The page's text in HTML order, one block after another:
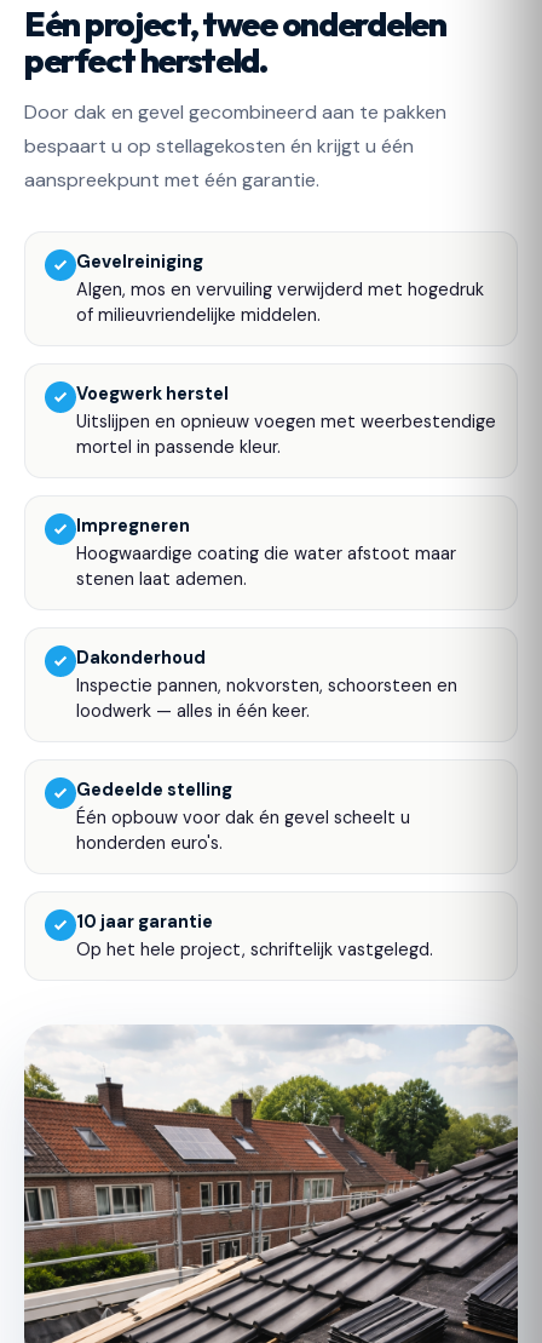
Eén project, twee onderdelen
perfect hersteld.
Door dak en gevel gecombineerd aan te pakken
bespaart u op stellagekosten én krijgt u één
aanspreekpunt met één garantie.
Gevelreiniging
Algen, mos en vervuiling verwijderd met hogedruk
of milieuvriendelijke middelen.
Voegwerk herstel
Uitslijpen en opnieuw voegen met weerbestendige
mortel in passende kleur.
Impregneren
Hoogwaardige coating die water afstoot maar
stenen laat ademen.
Dakonderhoud
Inspectie pannen, nokvorsten, schoorsteen en
loodwerk — alles in één keer.
Gedeelde stelling
Één opbouw voor dak én gevel scheelt u
honderden euro's.
10 jaar garantie
Op het hele project, schriftelijk vastgelegd.